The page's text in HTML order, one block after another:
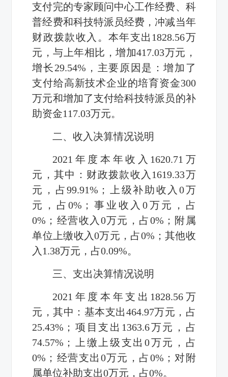
支付完的专家顾问中心工作经费、科
普经费和科技特派员经费，冲减当年
财政拨款收入。本年支出1828.56万
元，与上年相比，增加417.03万元，
增长29.54%，主要原因是：增加了
支付给高新技术企业的培育资金300
万元和增加了支付给科技特派员的补
助资金117.03万元。
二、收入决算情况说明
2021年度本年收入1620.71万
元，其中：财政拨款收入1619.33万
元，占99.91%；上级补助收入0万
元，占0%；事业收入0万元，占
0%；经营收入0万元，占0%；附属
单位上缴收入0万元，占0%；其他收
入1.38万元，占0.09%。
三、支出决算情况说明
2021年度本年支出1828.56万
元，其中：基本支出464.97万元，占
25.43%；项目支出1363.6万元，占
74.57%；上缴上级支出0万元，占
0%；经营支出0万元，占0%；对附
属单位补助支出0万元，占0%。